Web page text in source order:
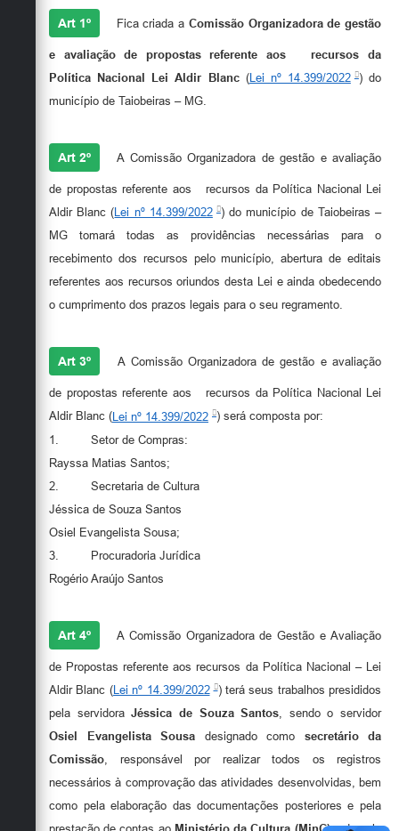
Secretarias
Art 1º Fica criada a Comissão Organizadora de gestão
e avaliação de propostas referente aos recursos da
Política Nacional Lei Aldir Blanc(Lei nº 14.399/2022 ) do
município de Taiobeiras – MG.
Art 2º A Comissão Organizadora de gestão e avaliação
de propostas referente aos recursos da Política Nacional Lei
Aldir Blanc (Lei nº 14.399/2022 ) do município de Taiobeiras –
MG tomará todas as providências necessárias para o
recebimento dos recursos pelo município, abertura de editais
referentes aos recursos oriundos desta Lei e ainda obedecendo
o cumprimento dos prazos legais para o seu regramento.
Art 3º A Comissão Organizadora de gestão e avaliação
de propostas referente aos recursos da Política Nacional Lei
Aldir Blanc (Lei nº 14.399/2022
) será composta por:
1. Setor de Compras:
Rayssa Matias Santos;
2. Secretaria de Cultura
Jéssica de Souza Santos
Osiel Evangelista Sousa;
3. Procuradoria Jurídica
Rogério Araújo Santos
Art 4º A Comissão Organizadora de Gestão e Avaliação
de Propostas referente aos recursos da Política Nacional – Lei
Aldir Blanc (Lei nº 14.399/2022 ) terá seus trabalhos presididos
pela servidoraJéssica de Souza Santos , sendo o servidor
Osiel Evangelista Sousa designado como secretário da
Comissão , responsável por realizar todos os registros
necessários à comprovação das atividades desenvolvidas, bem
como pela elaboração das documentações posteriores e pela